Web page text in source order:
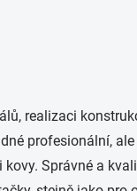
realizaci
profesionální,
Správné a